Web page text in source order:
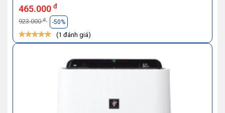
465.000 đ
923.000đ -50%
(1 đánh giá)